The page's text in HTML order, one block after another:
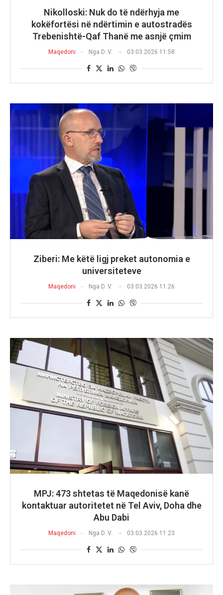
Nikolloski: Nuk do të ndërhyja me
kokëfortësi në ndërtimin e autostradës
Trebenishtë-Qaf Thanë me asnjë çmim
Maqedoni Nga D. V. 03.03.2026 11:58
Ziberi: Me këtë ligj preket autonomia e
universiteteve
Maqedoni Nga D. V. 03.03.2026 11:26
MPJ: 473 shtetas të Maqedonisë kanë
kontaktuar autoritetet në Tel Aviv, Doha dhe
Abu Dabi
Maqedoni Nga D. V. 03.03.2026 11:23